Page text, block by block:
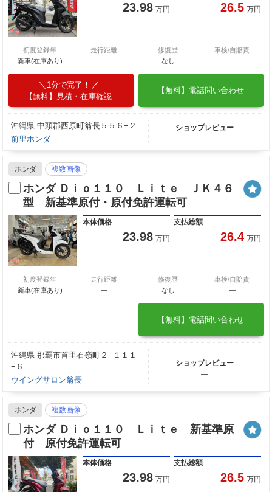
23.98 万円 26.5 万円
初度登録年
新車(在庫あり)
走行距離
―
修復歴
なし
車検/自賠責
―
1分で完了！
【無料】見積・在庫確認
【無料】電話問い合わせ
沖縄県 中頭郡西原町翁長５５６−２
前里ホンダ
ショップレビュー
―
ホンダ 複数画像
ホンダ Ｄｉｏ１１０ Ｌｉｔｅ ＪＫ４６
型 新基準原付・原付免許運転可
本体価格
23.98 万円
支払総額
26.4 万円
初度登録年
新車(在庫あり)
走行距離
―
修復歴
なし
車検/自賠責
―
【無料】電話問い合わせ
沖縄県 那覇市首里石嶺町２−１１１
−６
ウイングサロン翁長
ショップレビュー
―
ホンダ 複数画像
ホンダ Ｄｉｏ１１０ Ｌｉｔｅ 新基準原
付 原付免許運転可
本体価格
23.98 万円
支払総額
26.5 万円